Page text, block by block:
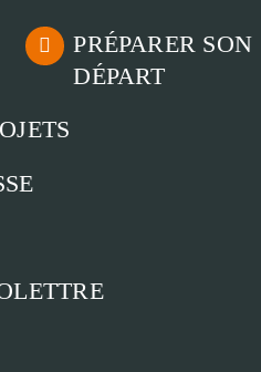
PRÉPARER SON
DÉPART